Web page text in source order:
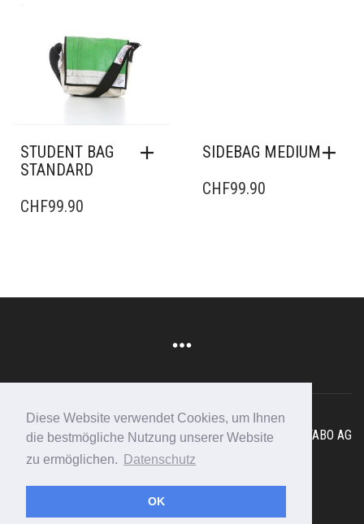
Diese Website verwendet Cookies, um Ihnen
die bestmögliche Nutzung unserer Website
zu ermöglichen.
Datenschutz
OK
STUDENT BAG
STANDARD
CHF99.90
SIDEBAG MEDIUM
CHF99.90
Copyright © 2025 - Swissmountain IWebdesign Schweiz
FABO AG
Impressum
Datenschutz
Rufen Sie an: 079 450 10 47